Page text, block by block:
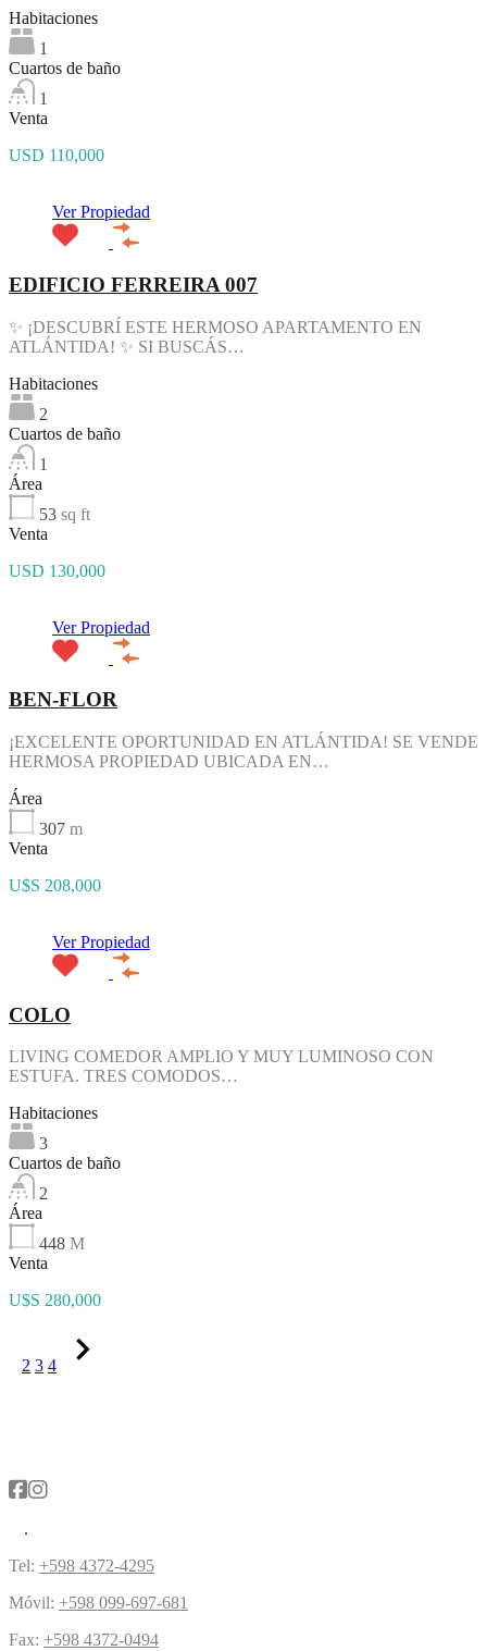
Habitaciones
1
Cuartos de baño
1
Venta
USD 110,000
Ver Propiedad
EDIFICIO FERREIRA 007
✨ ¡DESCUBRÍ ESTE HERMOSO APARTAMENTO EN
ATLÁNTIDA! ✨ SI BUSCÁS…
Habitaciones
2
Cuartos de baño
1
Área
53 sq ft
Venta
USD 130,000
Ver Propiedad
BEN-FLOR
¡EXCELENTE OPORTUNIDAD EN ATLÁNTIDA! SE VENDE
HERMOSA PROPIEDAD UBICADA EN…
Área
307 m
Venta
U$S 208,000
Ver Propiedad
COLO
LIVING COMEDOR AMPLIO Y MUY LUMINOSO CON
ESTUFA. TRES COMODOS…
Habitaciones
3
Cuartos de baño
2
Área
448 M
Venta
U$S 280,000
2 3 4
Tel: +598 4372-4295
Móvil: +598 099-697-681
Fax: +598 4372-0494